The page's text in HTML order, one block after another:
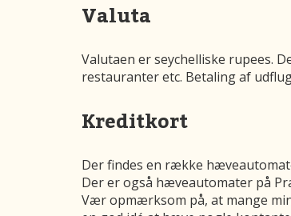
Valuta
Valutaen er seychelliske rupees.
restauranter etc. Betaling af
Kreditkort
Der findes en række
Der er også hæveautomater på
Vær opmærksom på, at mange